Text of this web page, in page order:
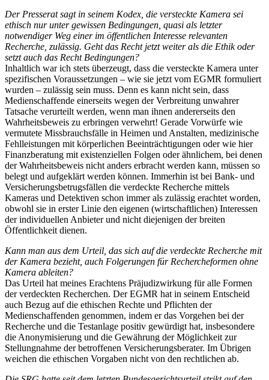
Der Presserat sagt in seinem Kodex, die versteckte Kamera sei
ethisch nur unter gewissen Bedingungen, quasi als letzter
notwendiger Weg einer im öffentlichen Interesse relevanten
Recherche, zulässig. Geht das Recht jetzt weiter als die Ethik oder
setzt auch das Recht Bedingungen?
Inhaltlich war ich stets überzeugt, dass die versteckte Kamera unter
spezifischen Voraussetzungen – wie sie jetzt vom EGMR formuliert
wurden – zulässig sein muss. Denn es kann nicht sein, dass
Medienschaffende einerseits wegen der Verbreitung unwahrer
Tatsache verurteilt werden, wenn man ihnen andererseits den
Wahrheitsbeweis zu erbringen verwehrt! Gerade Vorwürfe wie
vermutete Missbrauchsfälle in Heimen und Anstalten, medizinische
Fehlleistungen mit körperlichen Beeinträchtigungen oder wie hier
Finanzberatung mit existenziellen Folgen oder ähnlichem, bei denen
der Wahrheitsbeweis nicht anders erbracht werden kann, müssen so
belegt und aufgeklärt werden können. Immerhin ist bei Bank- und
Versicherungsbetrugsfällen die verdeckte Recherche mittels
Kameras und Detektiven schon immer als zulässig erachtet worden,
obwohl sie in erster Linie den eigenen (wirtschaftlichen) Interessen
der individuellen Anbieter und nicht diejenigen der breiten
Öffentlichkeit dienen.
Kann man aus dem Urteil, das sich auf die verdeckte Recherche mit
der Kamera bezieht, auch Folgerungen für Rechercheformen ohne
Kamera ableiten?
Das Urteil hat meines Erachtens Präjudizwirkung für alle Formen
der verdeckten Recherchen. Der EGMR hat in seinem Entscheid
auch Bezug auf die ethischen Rechte und Pflichten der
Medienschaffenden genommen, indem er das Vorgehen bei der
Recherche und die Testanlage positiv gewürdigt hat, insbesondere
die Anonymisierung und die Gewährung der Möglichkeit zur
Stellungnahme der betroffenen Versicherungsberater. Im Übrigen
weichen die ethischen Vorgaben nicht von den rechtlichen ab.